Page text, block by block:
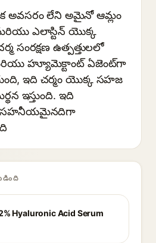
అవసరం లేని అమైనో ఆమ్లం
ఎలాస్టిన్ యొక్క
సంరక్షణ ఉత్పత్తులలో
హ్యూమెక్టాంట్ ఏజెంట్‌గా
ఇది చర్మం యొక్క సహజ
ఇస్తుంది. ఇది
Hyaluronic Acid Serum